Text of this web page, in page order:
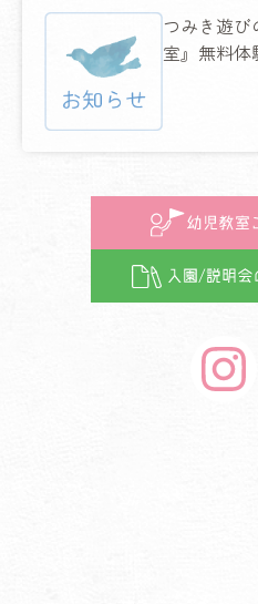
つみき遊
室』無料体